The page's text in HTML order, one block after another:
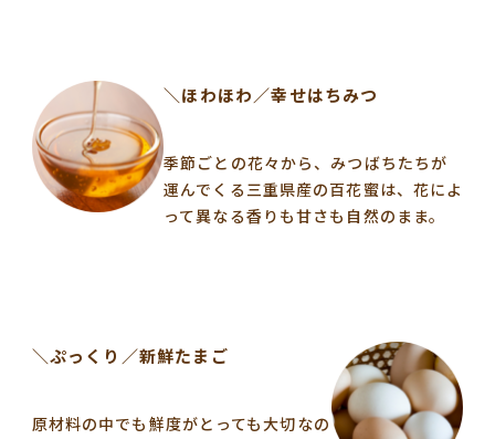
＼ほわほわ／幸せはちみつ
季節ごとの花々から、みつばちたちが
運んでくる三重県産の百花蜜は、花によ
って異なる香りも甘さも自然のまま。
＼ぷっくり／新鮮たまご
原材料の中でも鮮度がとっても大切なの